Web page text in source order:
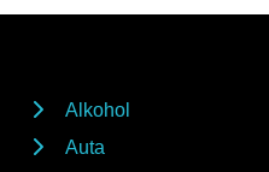
Alkohol
Auta